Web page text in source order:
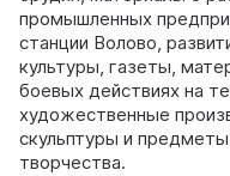
промышленных
станции Волово,
культуры, газеты,
боевых действиях на
художественные
скульптуры и
творчества.